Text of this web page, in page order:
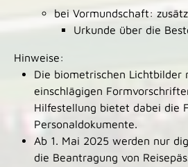
bei Vormundschaft:
Urkunde über die
Hinweise:
Die biometrischen Lichtbilder
einschlägigen
Hilfestellung bietet dabei die
Personaldokumente.
Ab 1. Mai 2025 werden nur
die Beantragung von